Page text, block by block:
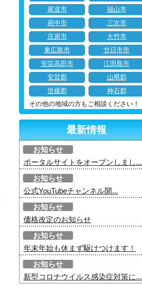
尾道市
福山市
府中市
三次市
庄原市
大竹市
東広島市
廿日市市
安芸高田市
江田島市
安芸郡
山県郡
世羅郡
神石郡
その他の地域の方もご相談ください！
最新情報
お知らせ
ポータルサイトをオープンしまし...
お知らせ
公式YouTubeチャンネル開...
お知らせ
価格改定のお知らせ
お知らせ
年末年始も休まず駆けつけます！
お知らせ
新型コロナウイルス感染症対策に...